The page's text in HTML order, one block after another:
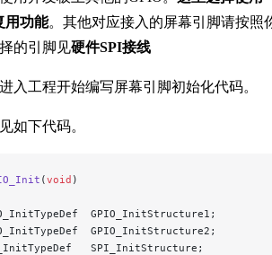
用功能。其他对应接入的屏幕引脚请按照
的引脚见硬件SPI接线
入工程开始编写屏幕引脚初始化代码。
如下代码。
(void )
GPIO_InitStructure1;
GPIO_InitStructure2;
SPI_InitStructure;